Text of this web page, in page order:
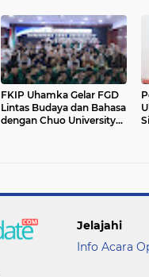
FKIP Uhamka Gelar FGD
Lintas Budaya dan Bahasa
dengan Chuo University
Jelajahi
Info Acara